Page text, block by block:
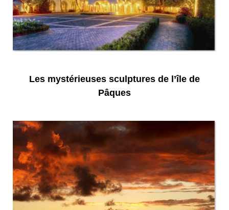
Les mystérieuses sculptures de l’île de
Pâques